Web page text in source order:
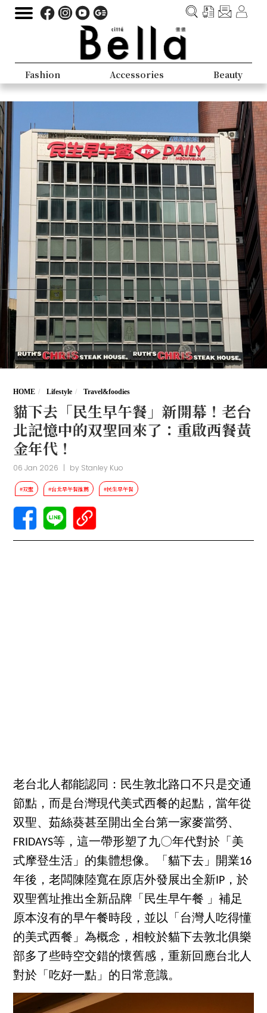
Fashion Accessories Beauty
HOME Lifestyle Travel&foodies
貓下去「民生早午餐」新開幕！老台
北記憶中的双聖回來了：重啟西餐黃
金年代！
06 Jan 2026 | by Stanley Kuo
#双聖 #台北早午餐推薦 #民生早午餐
老台北人都能認同：民生敦北路口不只是交通
節點，而是台灣現代美式西餐的起點，當年從
双聖、茹絲葵甚至開出全台第一家麥當勞、
FRIDAYS等，這一帶形塑了九〇年代對於「美
式摩登生活」的集體想像。「貓下去」開業16
年後，老闆陳陸寬在原店外發展出全新IP，於
双聖舊址推出全新品牌「民生早午餐 」補足
原本沒有的早午餐時段，並以「台灣人吃得懂
的美式西餐」為概念，相較於貓下去敦北俱樂
部多了些時空交錯的懷舊感，重新回應台北人
對於「吃好一點」的日常意識。